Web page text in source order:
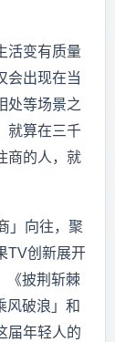
活变有质量
会出现在当
处等场景之
就算在三千
商的人，就
」向往，聚
TV创新展开
《披荆斩棘
风破浪」和
届年轻人的